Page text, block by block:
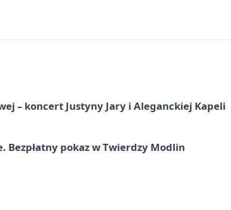
– koncert Justyny Jary i Aleganckiej Kapeli
Bezpłatny pokaz w Twierdzy Modlin